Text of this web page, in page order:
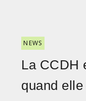
NEWS
La CCDH
quand